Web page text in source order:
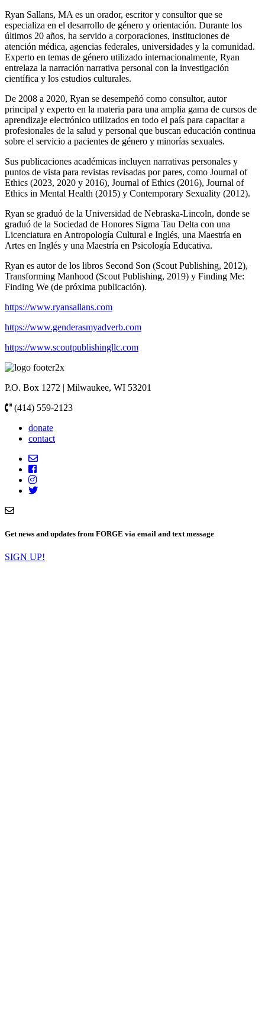
Ryan Sallans, MA es un orador, escritor y consultor que se
especializa en el desarrollo de género y orientación. Durante los
últimos 20 años, ha servido a corporaciones, instituciones de
atención médica, agencias federales, universidades y la comunidad.
Experto en temas de género utilizado internacionalmente, Ryan
entrelaza la narración narrativa personal con la investigación
científica y los estudios culturales.
De 2008 a 2020, Ryan se desempeñó como consultor, autor
principal y experto en la materia para una amplia gama de cursos de
aprendizaje electrónico utilizados en todo el país para capacitar a
profesionales de la salud y personal que buscan educación continua
sobre el servicio a pacientes de género y minorías sexuales.
Sus publicaciones académicas incluyen narrativas personales y
puntos de vista para revistas revisadas por pares, como Journal of
Ethics (2023, 2020 y 2016), Journal of Ethics (2016), Journal of
Ethics in Mental Health (2015) y Contemporary Sexuality (2012).
Ryan se graduó de la Universidad de Nebraska-Lincoln, donde se
graduó de la Sociedad de Honores Sigma Tau Delta con una
Licenciatura en Antropología Cultural e Inglés, una Maestría en
Artes en Inglés y una Maestría en Psicología Educativa.
Ryan es autor de los libros Second Son (Scout Publishing, 2012),
Transforming Manhood (Scout Publishing, 2019) y Finding Me:
Finding We (de próxima publicación).
https://www.ryansallans.com
https://www.genderasmyadverb.com
https://www.scoutpublishingllc.com
P.O. Box 1272 | Milwaukee, WI 53201
(414) 559-2123
donate
contact
Get news and updates from FORGE via email and text message
SIGN UP!